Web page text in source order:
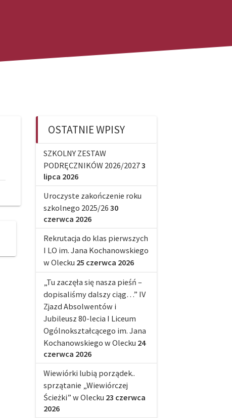
OSTATNIE WPISY
SZKOLNY ZESTAW
PODRĘCZNIKÓW 2026/20273
lipca 2026
Uroczyste zakończenie roku
szkolnego 2025/26 30
czerwca 2026
Rekrutacja do klas pierwszych
I LO im. Jana Kochanowskiego
w Olecku 25 czerwca 2026
„Tu zaczęła się nasza pieśń –
dopisaliśmy dalszy ciąg…” IV
Zjazd Absolwentów i
Jubileusz 80-lecia I Liceum
Ogólnokształcącego im. Jana
Kochanowskiego w Olecku 24
czerwca 2026
Wiewiórki lubią porządek..
sprzątanie „Wiewiórczej
Ścieżki” w Olecku 23 czerwca
2026